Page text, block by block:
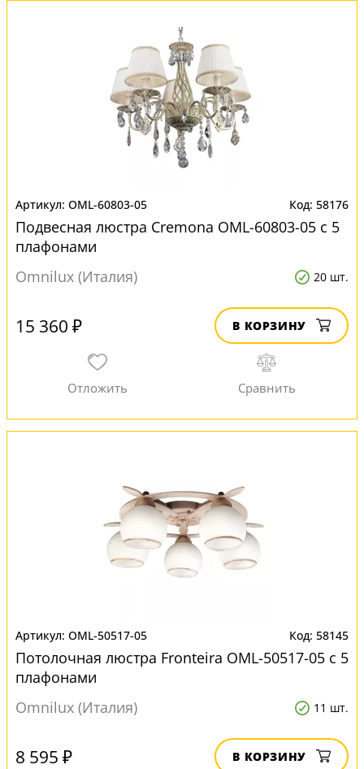
OML-60803-05 58176
Подвесная люстра Cremona OML-60803-05 с 5
плафонами
Omnilux (Италия)
20 шт.
15 360 ₽ В КОРЗИНУ
OML-50517-05 58145
Потолочная люстра Fronteira OML-50517-05 с 5
плафонами
Omnilux (Италия)
11 шт.
8 595 ₽ В КОРЗИНУ